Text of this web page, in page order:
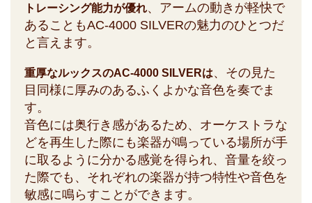
トレーシング能力が優れ、アームの動きが軽快で
あることもAC-4000 SILVERの魅力のひとつだ
と言えます。
重厚なルックスのAC-4000 SILVERは、その見た
目同様に厚みのあるふくよかな音色を奏でま
す。
音色には奥行き感があるため、オーケストラな
どを再生した際にも楽器が鳴っている場所が手
に取るように分かる感覚を得られ、音量を絞っ
た際でも、それぞれの楽器が持つ特性や音色を
敏感に鳴らすことができます。